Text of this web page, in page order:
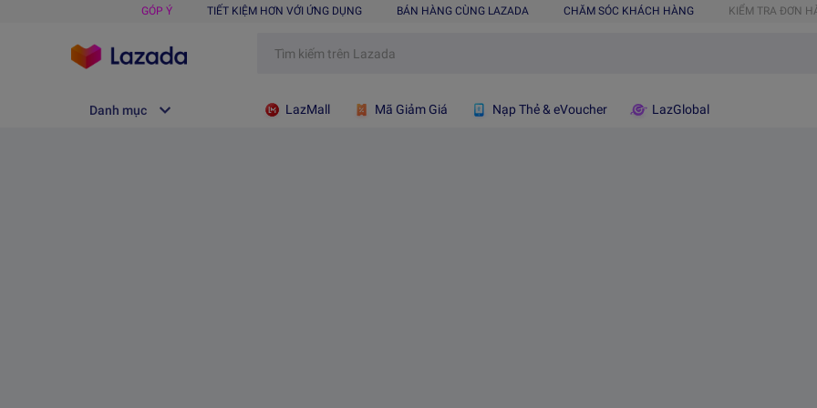
GÓP Ý TIẾT KIỆM HƠN VỚI ỨNG DỤNG BÁN HÀNG CÙNG LAZADA CHĂM SÓC KHÁCH HÀNG KIỂM TRA ĐƠN
Danh mục LazMall Mã Giảm Giá Nạp Thẻ & eVoucher LazGlobal